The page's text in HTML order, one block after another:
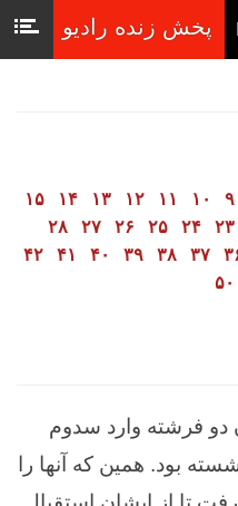
پخش زنده رادیو
۹ ۱۰ ۱۱ ۱۲ ۱۳ ۱۴
۱۵
۲۳ ۲۴ ۲۵ ۲۶ ۲۷
۲۸
۳۷ ۳۸ ۳۹ ۴۰ ۴۱
۴۲
۵۰
فرشته‌ وارد سدوم‌
‌بود. همین ‌كه ‌آنها را